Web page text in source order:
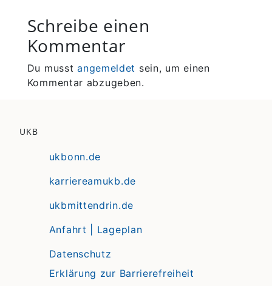
Schreibe einen
Kommentar
Du musstangemeldet sein, um einen
Kommentar abzugeben.
UKB
ukbonn.de
karriereamukb.de
ukbmittendrin.de
Anfahrt | Lageplan
Datenschutz
Erklärung zur Barrierefreiheit